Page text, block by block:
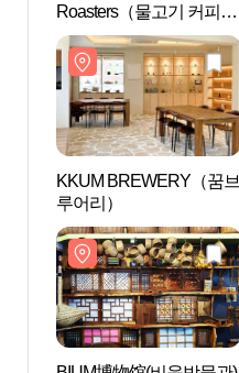
Roasters（물고기 커피 로
스터스）
KKUM BREWERY（꿈브
루어리）